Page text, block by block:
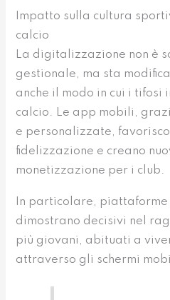
Impatto sulla cultura
calcio
La digitalizzazione non è
gestionale, ma sta
anche il modo in cui i tifosi
calcio. Le app mobili,
e personalizzate,
fidelizzazione e creano
monetizzazione per i club.
In particolare, piattaforme
dimostrano decisivi nel
più giovani, abituati a
attraverso gli schermi